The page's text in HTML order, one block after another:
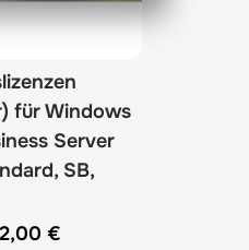
für Windows
Server
SB,
€